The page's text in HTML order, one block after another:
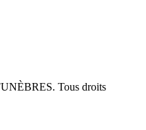
Tous droits